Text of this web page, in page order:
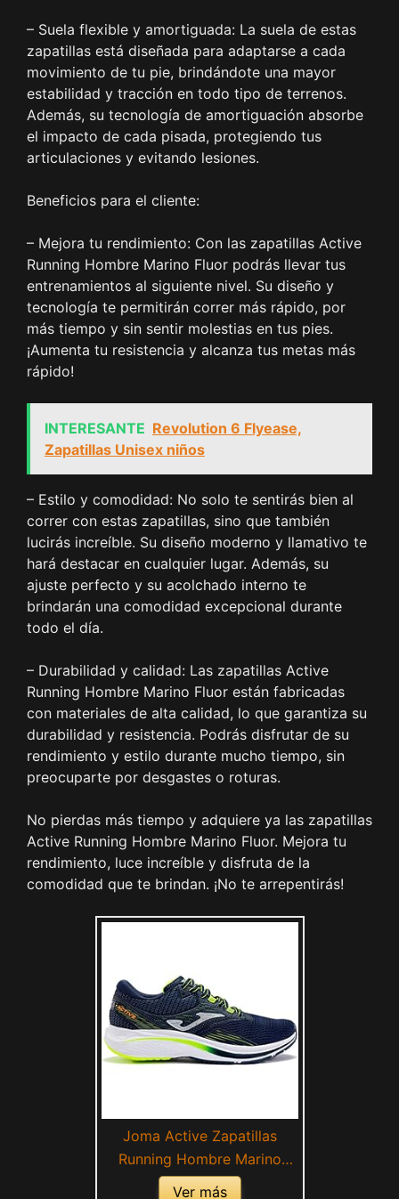
– Suela flexible y amortiguada: La suela de estas
zapatillas está diseñada para adaptarse a cada
movimiento de tu pie, brindándote una mayor
estabilidad y tracción en todo tipo de terrenos.
Además, su tecnología de amortiguación absorbe
el impacto de cada pisada, protegiendo tus
articulaciones y evitando lesiones.
Beneficios para el cliente:
– Mejora tu rendimiento: Con las zapatillas Active
Running Hombre Marino Fluor podrás llevar tus
entrenamientos al siguiente nivel. Su diseño y
tecnología te permitirán correr más rápido, por
más tiempo y sin sentir molestias en tus pies.
¡Aumenta tu resistencia y alcanza tus metas más
rápido!
INTERESANTE Revolution 6 Flyease,
Zapatillas Unisex niños
– Estilo y comodidad: No solo te sentirás bien al
correr con estas zapatillas, sino que también
lucirás increíble. Su diseño moderno y llamativo te
hará destacar en cualquier lugar. Además, su
ajuste perfecto y su acolchado interno te
brindarán una comodidad excepcional durante
todo el día.
– Durabilidad y calidad: Las zapatillas Active
Running Hombre Marino Fluor están fabricadas
con materiales de alta calidad, lo que garantiza su
durabilidad y resistencia. Podrás disfrutar de su
rendimiento y estilo durante mucho tiempo, sin
preocuparte por desgastes o roturas.
No pierdas más tiempo y adquiere ya las zapatillas
Active Running Hombre Marino Fluor. Mejora tu
rendimiento, luce increíble y disfruta de la
comodidad que te brindan. ¡No te arrepentirás!
Joma Active Zapatillas
Running Hombre Marino
Fluor (Numeric_42)
Ver más